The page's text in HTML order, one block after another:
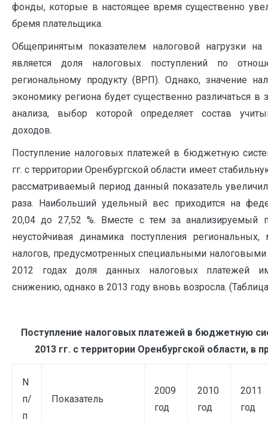
фонды, которые в настоящее время существенно
бремя плательщика.
Общепринятым показателем налоговой нагрузки на
является доля налоговых поступлений по
региональному продукту (ВРП). Однако, значение
экономику региона будет существенно различаться в
анализа, выбор которой определяет состав
доходов.
Поступление налоговых платежей в бюджетную
гг. с территории Оренбургской области имеет
рассматриваемый период данный показатель
раза. Наибольший удельный вес приходится на
20,04 до 27,52 %. Вместе с тем за анализируемый
неустойчивая динамика поступления
налогов, предусмотренных специальными
2012 годах доля данных налоговых платежей
снижению, однако в 2013 году вновь возросла.
Поступление налоговых платежей в бюджетную
2013 гг. с территории Оренбургской области, в
N
п/
п
Показатель
2009
год
2010
год
2011
год